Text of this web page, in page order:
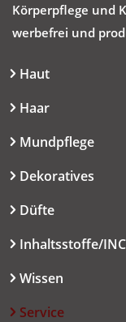
Körperpflege und
werbefrei und
Haut
Haar
Mundpflege
Dekoratives
Düfte
Inhaltsstoffe/
Wissen
Service